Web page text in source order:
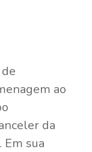
ao
da
Em sua